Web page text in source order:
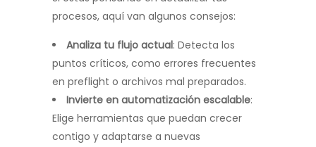
procesos, aquí van algunos consejos:
Analiza tu flujo actual: Detecta los
puntos críticos, como errores frecuentes
en preflight o archivos mal preparados.
Invierte en automatización escalable:
Elige herramientas que puedan crecer
contigo y adaptarse a nuevas